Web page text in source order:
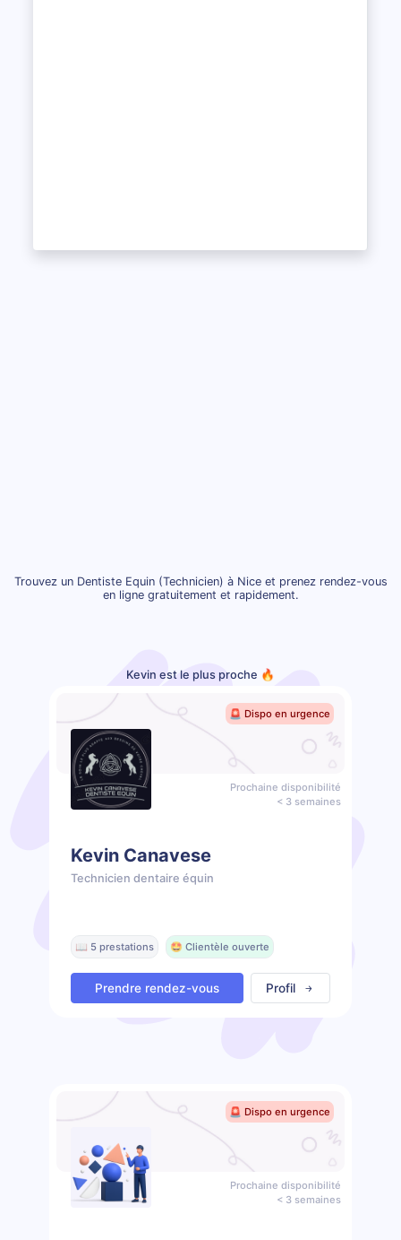
Trouvez un Dentiste Equin (Technicien) à Nice et prenez rendez-vous
en ligne gratuitement et rapidement.
Kevin est le plus proche 🔥
🚨 Dispo en urgence
Prochaine disponibilité
< 3 semaines
Kevin Canavese
Technicien dentaire équin
📖 5 prestations 🤩 Clientèle ouverte
Prendre rendez-vous Profil
🚨 Dispo en urgence
Prochaine disponibilité
< 3 semaines